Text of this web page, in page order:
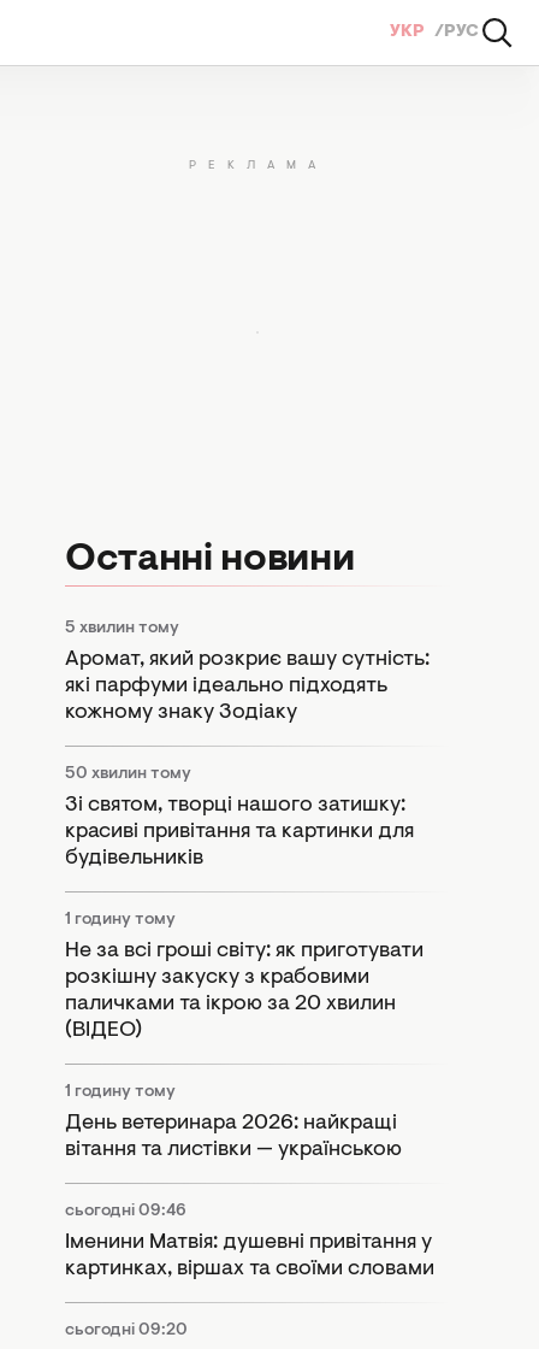
УКР РУС
Останні новини
5 хвилин тому
Аромат, який розкриє вашу сутність:
які парфуми ідеально підходять
кожному знаку Зодіаку
50 хвилин тому
Зі святом, творці нашого затишку:
красиві привітання та картинки для
будівельників
1 годину тому
Не за всі гроші світу: як приготувати
розкішну закуску з крабовими
паличками та ікрою за 20 хвилин
(ВІДЕО)
1 годину тому
День ветеринара 2026: найкращі
вітання та листівки — українською
сьогодні 09:46
Іменини Матвія: душевні привітання у
картинках, віршах та своїми словами
сьогодні 09:20